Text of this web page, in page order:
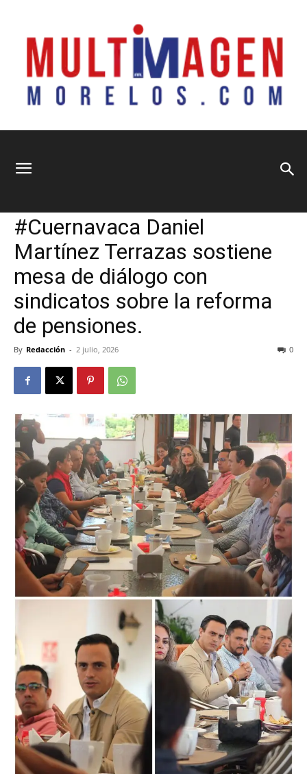
Morelos
#Cuernavaca Daniel
Martínez Terrazas sostiene
mesa de diálogo con
sindicatos sobre la reforma
de pensiones.
By Redacción - 2 julio, 2026 0